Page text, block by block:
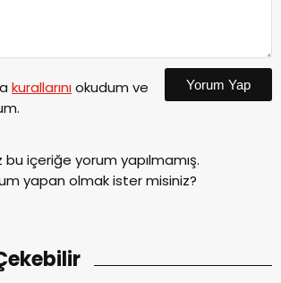
kurallarınıokudum ve
Yorum Yap
bu içeriğe yorum yapılmamış.
yapan olmak ister misiniz?